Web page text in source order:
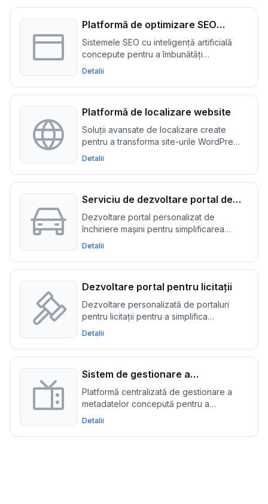
Platformă de optimizare SEO
pentru WordPress și
WooCommerce
Sistemele SEO cu inteligență artificială
concepute pentru a îmbunătăți
vizibilitatea și a crește traficul organic
WooCommerce
Detalii
Platformă de localizare website
Soluții avansate de localizare create
pentru a transforma site-urile WordPress
și WooCommerce, facilitând implicarea
adaptări precise
Detalii
Serviciu de dezvoltare portal de
închiriere mașini
Dezvoltare portal personalizat de
închiriere mașini pentru simplificarea
rezervărilor, gestionarea parcului și a
operațiunile și maximizând veniturile
Detalii
Dezvoltare portal pentru licitații
Dezvoltare personalizată de portaluri
pentru licitații pentru a simplifica
gestionarea licitațiilor și a îmbunătăți
Detalii
Sistem de gestionare a
metadatelor TV
Platformă centralizată de gestionare a
metadatelor concepută pentru a
îmbunătăți eficiența și a optimiza
operatorii TV
Detalii